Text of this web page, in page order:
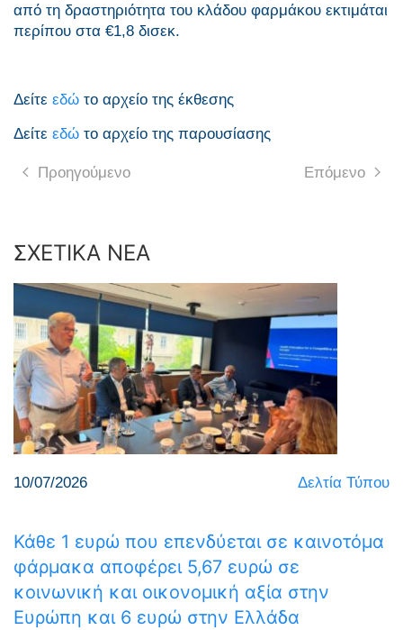
από τη δραστηριότητα του κλάδου φαρμάκου εκτιμάται
περίπου στα €1,8 δισεκ.
Δείτε εδώ το αρχείο της έκθεσης
Δείτε εδώ το αρχείο της παρουσίασης
Προηγούμενο Επόμενο
ΣΧΕΤΙΚΑ ΝΕΑ
10/07/2026 Δελτία Τύπου
Κάθε 1 ευρώ που επενδύεται σε καινοτόμα
φάρμακα αποφέρει 5,67 ευρώ σε
κοινωνική και οικονομική αξία στην
Ευρώπη και 6 ευρώ στην Ελλάδα